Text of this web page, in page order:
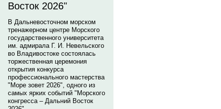
Восток 2026"
В Дальневосточном морском
тренажерном центре Морского
государственного университета
им. адмирала Г. И. Невельского
во Владивостоке состоялась
торжественная церемония
открытия конкурса
профессионального мастерства
"Море зовет 2026", одного из
самых ярких событий "Морского
конгресса – Дальний Восток